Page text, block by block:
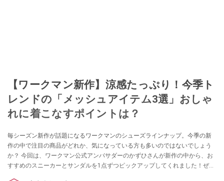
【ワークマン新作】涼感たっぷり！今季ト
レンドの「メッシュアイテム3選」おしゃ
れに着こなすポイントは？
毎シーズン新作が話題になるワークマンのシューズラインナップ。今季の新
作の中で注目の商品がどれか、気になっている方も多いのではないでしょう
か？ 今回は、ワークマン公式アンバサダーのかずひさんが新作の中から、お
すすめのスニーカーとサンダルを1点ずつピックアップしてくれました！ぜひ